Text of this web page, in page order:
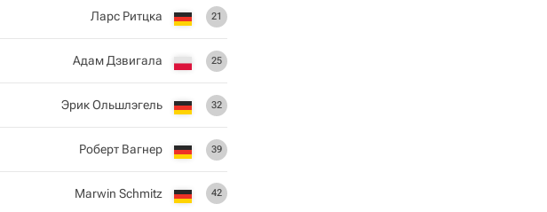
21
Ларс Ритцка
25
Адам Дзвигала
32
Эрик Ольшлэгель
39
Роберт Вагнер
42
Marwin Schmitz